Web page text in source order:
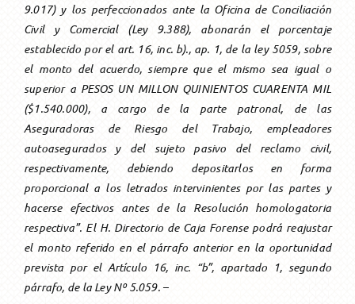
9.017) y los perfeccionados ante la Oficina de Conciliación
Civil y Comercial (Ley 9.388), abonarán el porcentaje
establecido por el art. 16, inc. b)., ap. 1, de la ley 5059, sobre
el monto del acuerdo, siempre que el mismo sea igual o
superior a PESOS UN MILLON QUINIENTOS CUARENTA MIL
($1.540.000), a cargo de la parte patronal, de las
Aseguradoras de Riesgo del Trabajo, empleadores
autoasegurados y del sujeto pasivo del reclamo civil,
respectivamente, debiendo depositarlos en forma
proporcional a los letrados intervinientes por las partes y
hacerse efectivos antes de la Resolución homologatoria
respectiva”. El H. Directorio de Caja Forense podrá reajustar
el monto referido en el párrafo anterior en la oportunidad
prevista por el Artículo 16, inc. “b”, apartado 1, segundo
párrafo, de la Ley Nº 5.059. –